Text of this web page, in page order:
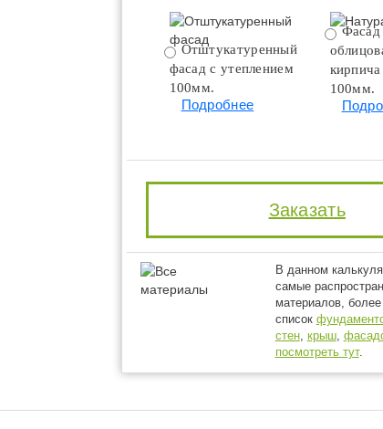
Отштукатуренный
фасад с утеплением
100мм.
Подробнее
Фасад
100мм.
Заказать
В данном
самые
материалов,
список
стен, крыш,
посмотреть тут.